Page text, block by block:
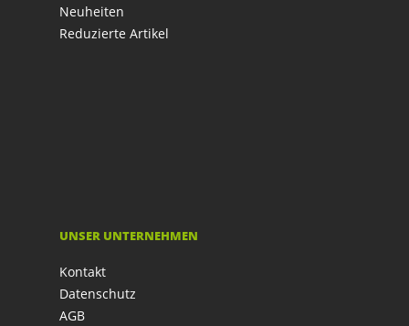
Neuheiten
Reduzierte Artikel
UNSER UNTERNEHMEN
Kontakt
Datenschutz
AGB